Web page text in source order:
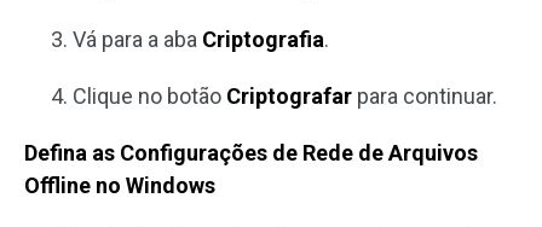
Vá para a aba Criptografia.
Clique no botão Criptografar para continuar.
Defina as Configurações de Rede de Arquivos
Offline no Windows